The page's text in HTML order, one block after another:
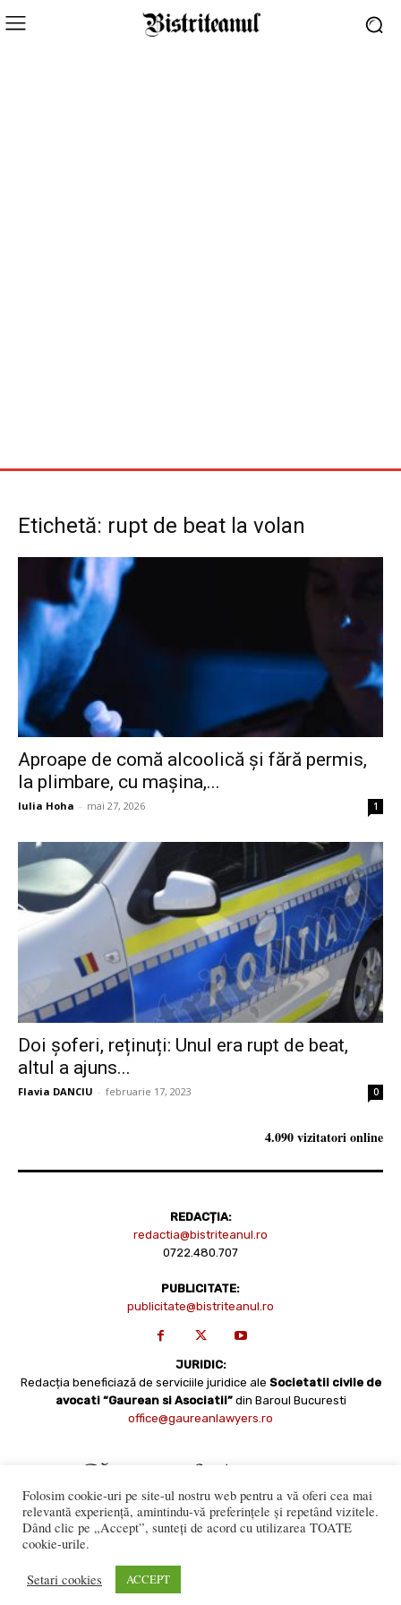
Etichetă: rupt de beat la volan
Aproape de comă alcoolică și fără permis,
la plimbare, cu mașina,...
Iulia Hoha - mai 27, 2026 1
Doi șoferi, reținuți: Unul era rupt de beat,
altul a ajuns...
Flavia DANCIU - februarie 17, 2023 0
4.090 vizitatori online
REDACȚIA:
redactia@bistriteanul.ro
0722.480.707
PUBLICITATE:
publicitate@bistriteanul.ro
JURIDIC:
Redacția beneficiază de serviciile juridice ale Societatii civile de
avocati “Gaurean si Asociatii” din Baroul Bucuresti
office@gaureanlawyers.ro
numai cu acordul expres al Bistriteanul.Ro. © Copyright 2008 -
Folosim cookie-uri pe site-ul nostru web pentru a vă oferi cea mai
relevantă experiență, amintindu-vă preferințele și repetând vizitele.
Dând clic pe „Accept”, sunteți de acord cu utilizarea TOATE
cookie-urile.
Setari cookies ACCEPT